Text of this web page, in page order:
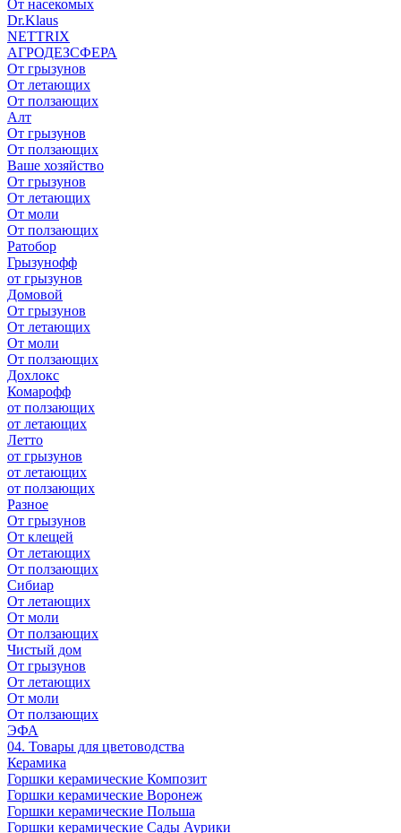
От насекомых
Dr.Klaus
NETTRIX
АГРОДЕЗСФЕРА
От грызунов
От летающих
От ползающих
Алт
От грызунов
От ползающих
Ваше хозяйство
От грызунов
От летающих
От моли
От ползающих
Ратобор
Грызунофф
от грызунов
Домовой
От грызунов
От летающих
От моли
От ползающих
Дохлокс
Комарофф
от ползающих
от летающих
Летто
от грызунов
от летающих
от ползающих
Разное
От грызунов
От клещей
От летающих
От ползающих
Сибиар
От летающих
От моли
От ползающих
Чистый дом
От грызунов
От летающих
От моли
От ползающих
ЭФА
04. Товары для цветоводства
Керамика
Горшки керамические Композит
Горшки керамические Воронеж
Горшки керамические Польша
Горшки керамические Сады Аурики